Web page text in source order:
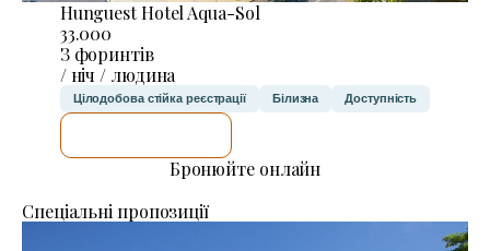
Hunguest Hotel Aqua-Sol
33.000
З форинтів
/ ніч / людина
Цілодобова стійка реєстрації Білизна Доступність
Бронюйте онлайн
Спеціальні пропозиції